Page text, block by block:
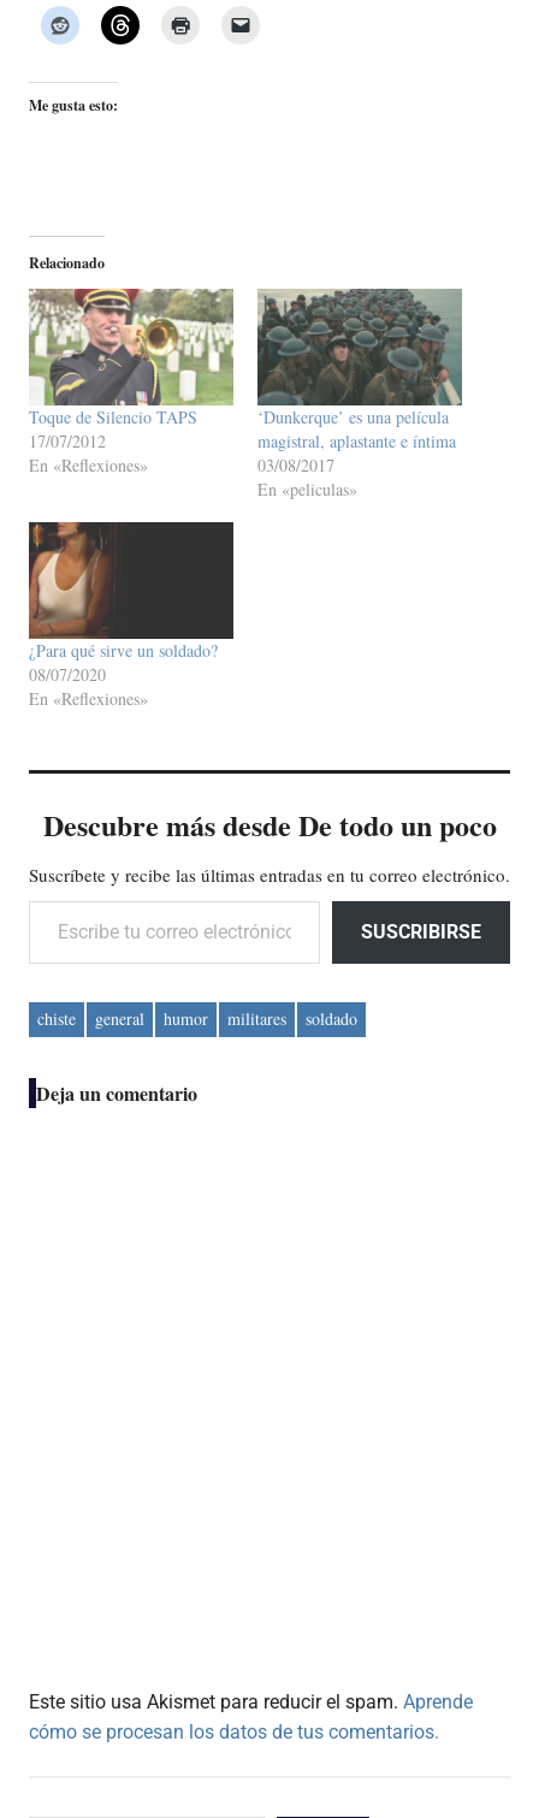
Me gusta esto:
Relacionado
Toque de Silencio TAPS
17/07/2012
En «Reflexiones»
‘Dunkerque’ es una película
magistral, aplastante e íntima
03/08/2017
En «peliculas»
¿Para qué sirve un soldado?
08/07/2020
En «Reflexiones»
Descubre más desde De todo un poco
Suscríbete y recibe las últimas entradas en tu correo electrónico.
Escribe tu correo electrónico…
SUSCRIBIRSE
chiste general humor militares soldado
Deja un comentario
Este sitio usa Akismet para reducir el spam. Aprende
cómo se procesan los datos de tus comentarios.